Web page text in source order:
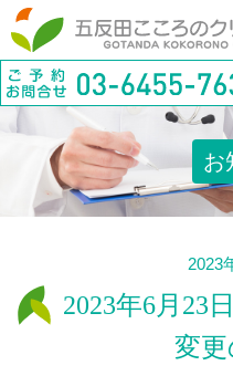
お
2023
2023年6月23
変